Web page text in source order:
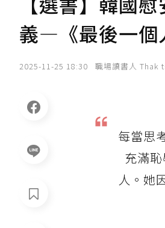
義—《最後一個
2025-11-25 18:30 職場讀書人 Thak
每當思
充滿
人。她